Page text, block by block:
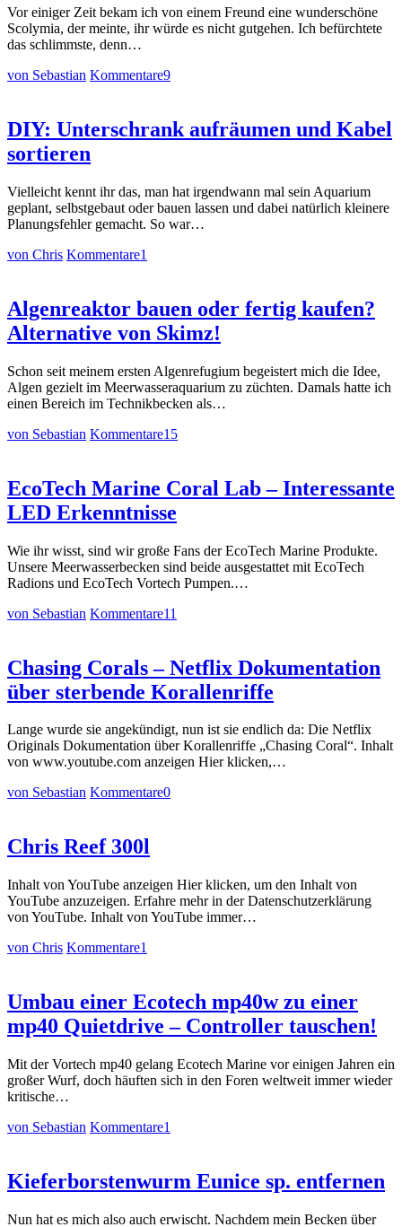
Vor einiger Zeit bekam ich von einem Freund eine wunderschöne
Scolymia, der meinte, ihr würde es nicht gutgehen. Ich befürchtete
das schlimmste, denn…
von Sebastian Kommentare9
DIY: Unterschrank aufräumen und Kabel
sortieren
Vielleicht kennt ihr das, man hat irgendwann mal sein Aquarium
geplant, selbstgebaut oder bauen lassen und dabei natürlich kleinere
Planungsfehler gemacht. So war…
von Chris Kommentare1
Algenreaktor bauen oder fertig kaufen?
Alternative von Skimz!
Schon seit meinem ersten Algenrefugium begeistert mich die Idee,
Algen gezielt im Meerwasseraquarium zu züchten. Damals hatte ich
einen Bereich im Technikbecken als…
von Sebastian Kommentare15
EcoTech Marine Coral Lab – Interessante
LED Erkenntnisse
Wie ihr wisst, sind wir große Fans der EcoTech Marine Produkte.
Unsere Meerwasserbecken sind beide ausgestattet mit EcoTech
Radions und EcoTech Vortech Pumpen.…
von Sebastian Kommentare11
Chasing Corals – Netflix Dokumentation
über sterbende Korallenriffe
Lange wurde sie angekündigt, nun ist sie endlich da: Die Netflix
Originals Dokumentation über Korallenriffe „Chasing Coral“. Inhalt
von www.youtube.com anzeigen Hier klicken,…
von Sebastian Kommentare0
Chris Reef 300l
Inhalt von YouTube anzeigen Hier klicken, um den Inhalt von
YouTube anzuzeigen. Erfahre mehr in der Datenschutzerklärung
von YouTube. Inhalt von YouTube immer…
von Chris Kommentare1
Umbau einer Ecotech mp40w zu einer
mp40 Quietdrive – Controller tauschen!
Mit der Vortech mp40 gelang Ecotech Marine vor einigen Jahren ein
großer Wurf, doch häuften sich in den Foren weltweit immer wieder
kritische…
von Sebastian Kommentare1
Kieferborstenwurm Eunice sp. entfernen
Nun hat es mich also auch erwischt. Nachdem mein Becken über